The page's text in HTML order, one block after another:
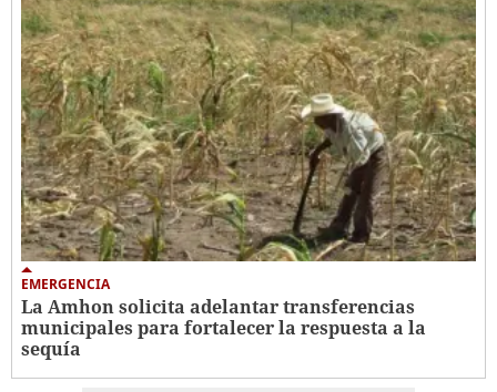
EMERGENCIA
La Amhon solicita adelantar transferencias
municipales para fortalecer la respuesta a la
sequía